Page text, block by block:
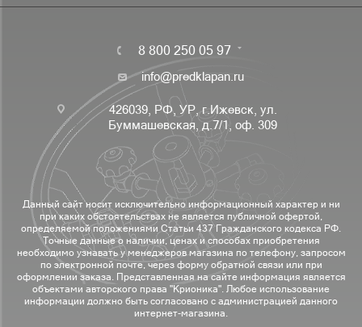
8 800 250 05 97
info@predklapan.ru
426039, РФ, УР, г.Ижевск, ул.
Буммашевская, д.7/1, оф. 309
Данный сайт носит исключительно информационный характер и ни
при каких обстоятельствах не является публичной офертой,
определяемой положениями Статьи 437 Гражданского кодекса РФ.
Точные данные о наличии, ценах и способах приобретения
необходимо узнавать у менеджеров магазина по телефону, запросом
по электронной почте, через форму обратной связи или при
оформлении заказа. Представленная на сайте информация является
объектами авторского права "Крионика". Любое использование
информации должно быть согласовано с администрацией данного
интернет-магазина.